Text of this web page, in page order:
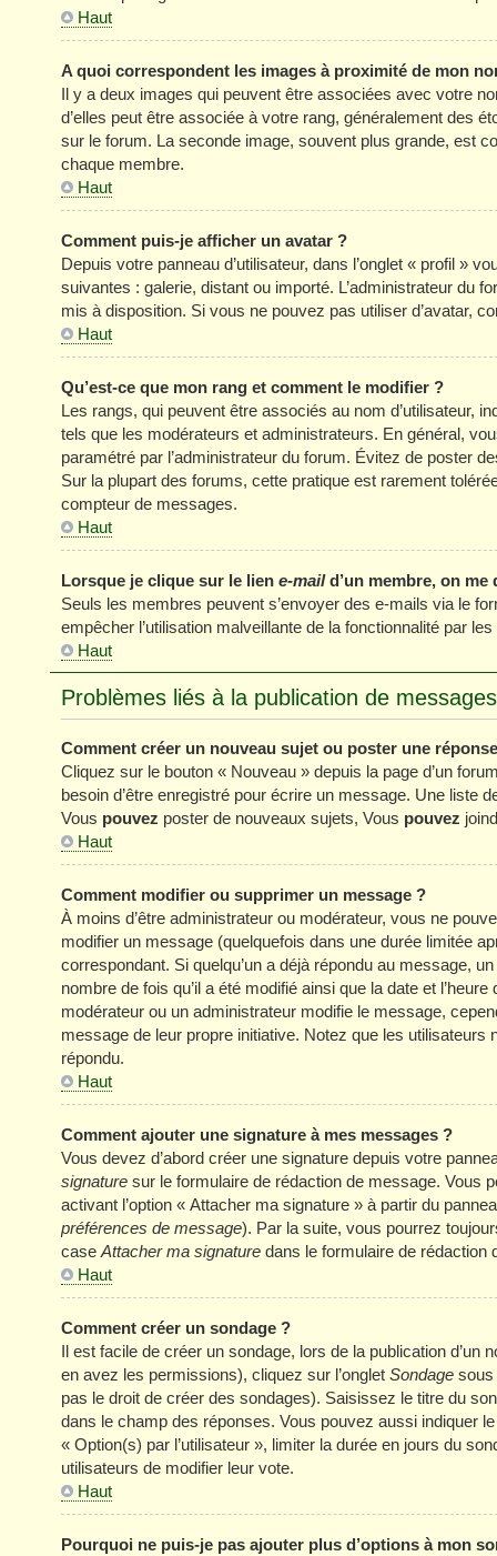
Haut
A quoi correspondent les images à proximité de mon
Il y a deux images qui peuvent être associées avec votre
d’elles peut être associée à votre rang, généralement des
sur le forum. La seconde image, souvent plus grande, est
chaque membre.
Haut
Comment puis-je afficher un avatar ?
Depuis votre panneau d’utilisateur, dans l’onglet « profil »
suivantes : galerie, distant ou importé. L’administrateur du
mis à disposition. Si vous ne pouvez pas utiliser d’avatar,
Haut
Qu’est-ce que mon rang et comment le modifier ?
Les rangs, qui peuvent être associés au nom d’utilisateur,
tels que les modérateurs et administrateurs. En général,
paramétré par l’administrateur du forum. Évitez de poster
Sur la plupart des forums, cette pratique est rarement
compteur de messages.
Haut
Lorsque je clique sur le lien e-maild’un membre, on me
Seuls les membres peuvent s’envoyer des e-mails via le
empêcher l’utilisation malveillante de la fonctionnalité par
Haut
Problèmes liés à la publication de messages
Comment créer un nouveau sujet ou poster une
Cliquez sur le bouton « Nouveau » depuis la page d’un
besoin d’être enregistré pour écrire un message. Une liste
Vous pouvez poster de nouveaux sujets, Vous pouvez
Haut
Comment modifier ou supprimer un message ?
À moins d’être administrateur ou modérateur, vous ne
modifier un message (quelquefois dans une durée limitée
correspondant. Si quelqu’un a déjà répondu au message,
nombre de fois qu’il a été modifié ainsi que la date et
modérateur ou un administrateur modifie le message,
message de leur propre initiative. Notez que les
répondu.
Haut
Comment ajouter une signature à mes messages ?
Vous devez d’abord créer une signature depuis votre
signature sur le formulaire de rédaction de message. Vous
activant l’option « Attacher ma signature » à partir du
préférences de message). Par la suite, vous pourrez
case Attacher ma signature dans le formulaire de rédaction
Haut
Comment créer un sondage ?
Il est facile de créer un sondage, lors de la publication
en avez les permissions), cliquez sur l’onglet Sondage sous
pas le droit de créer des sondages). Saisissez le titre du
dans le champ des réponses. Vous pouvez aussi indiquer
« Option(s) par l’utilisateur », limiter la durée en jours du
utilisateurs de modifier leur vote.
Haut
Pourquoi ne puis-je pas ajouter plus d’options à mon